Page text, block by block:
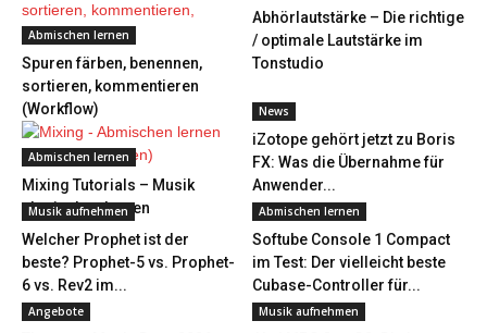
Abmischen lernen
Spuren färben, benennen,
sortieren, kommentieren
(Workflow)
Abhörlautstärke – Die richtige
/ optimale Lautstärke im
Tonstudio
Abmischen lernen
Mixing Tutorials – Musik
abmischen lernen
News
iZotope gehört jetzt zu Boris
FX: Was die Übernahme für
Anwender...
Musik aufnehmen
Welcher Prophet ist der
beste? Prophet-5 vs. Prophet-
6 vs. Rev2 im...
Abmischen lernen
Softube Console 1 Compact
im Test: Der vielleicht beste
Cubase-Controller für...
Angebote Musik aufnehmen